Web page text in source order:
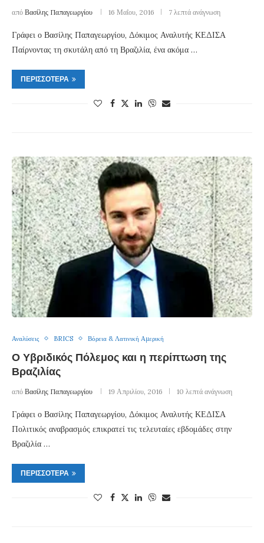
από Βασίλης Παπαγεωργίου 16 Μαΐου, 2016 7 λεπτά ανάγνωση
Γράφει ο Βασίλης Παπαγεωργίου, Δόκιμος Αναλυτής ΚΕΔΙΣΑ
Παίρνοντας τη σκυτάλη από τη Βραζιλία, ένα ακόμα …
ΠΕΡΙΣΣΌΤΕΡΑ
Αναλύσεις BRICS Βόρεια & Λατινική Αμερική
Ο Υβριδικός Πόλεμος και η περίπτωση της
Βραζιλίας
από Βασίλης Παπαγεωργίου 19 Απριλίου, 2016 10 λεπτά ανάγνωση
Γράφει ο Βασίλης Παπαγεωργίου, Δόκιμος Αναλυτής ΚΕΔΙΣΑ
Πολιτικός αναβρασμός επικρατεί τις τελευταίες εβδομάδες στην
Βραζιλία …
ΠΕΡΙΣΣΌΤΕΡΑ